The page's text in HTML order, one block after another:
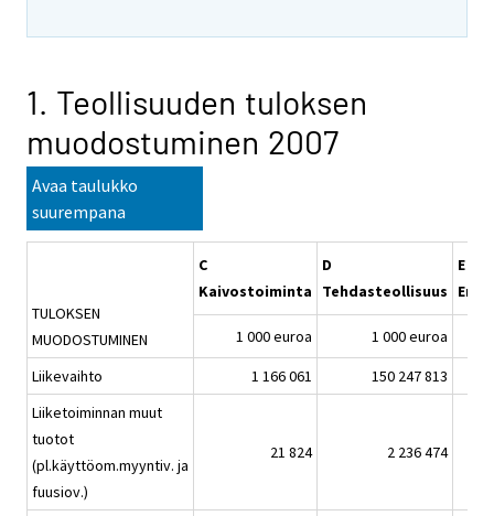
1. Teollisuuden tuloksen
muodostuminen 2007
Avaa taulukko
suurempana
TULOKSEN
MUODOSTUMINEN
C
Kaivostoiminta
D
Tehdasteollisuus
E
1 000 euroa
1 000 euroa
Liikevaihto
1 166 061
150 247 813
Liiketoiminnan muut
tuotot
(pl.käyttöom.myyntiv. ja
fuusiov.)
21 824 2 236 474